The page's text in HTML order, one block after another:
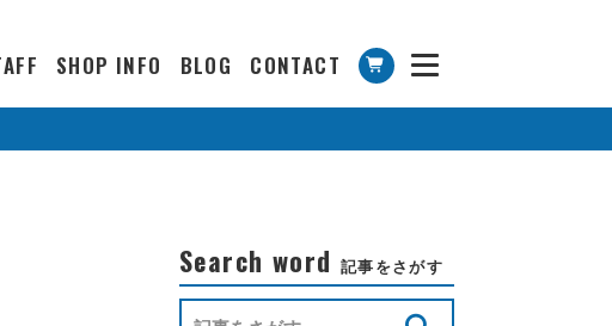
SHOP INFO BLOG CONTACT
Search word 記事をさがす